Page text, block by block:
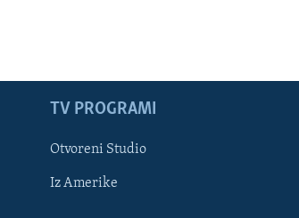
TV PROGRAMI
Otvoreni Studio
Iz Amerike